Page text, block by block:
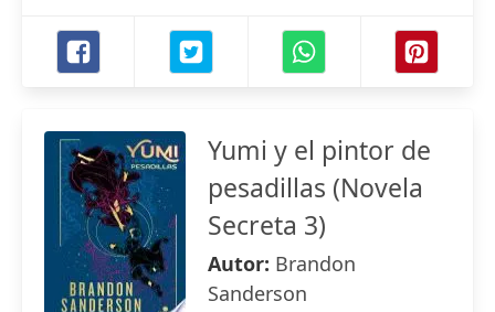
Yumi y el pintor de
pesadillas (Novela
Secreta 3)
Autor: Brandon
Sanderson